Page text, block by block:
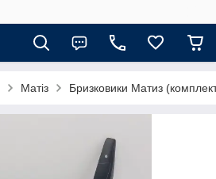
Матіз Бризковики Матиз